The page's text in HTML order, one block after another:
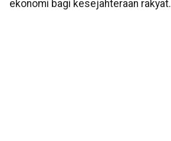
ekonomi bagi kesejahteraan rakyat.